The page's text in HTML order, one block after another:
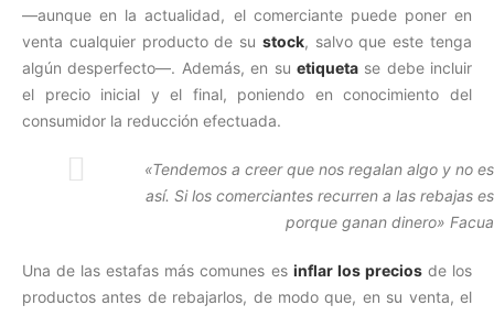
—aunque en la actualidad, el comerciante puede poner en
venta cualquier producto de su stock, salvo que este tenga
algún desperfecto—. Además, en su etiquetase debe incluir
el precio inicial y el final, poniendo en conocimiento del
consumidor la reducción efectuada.
«Tendemos a creer que nos regalan algo y no es
así. Si los comerciantes recurren a las rebajas es
porque ganan dinero» Facua
Una de las estafas más comunes es inflar los preciosde los
productos antes de rebajarlos, de modo que, en su venta, el